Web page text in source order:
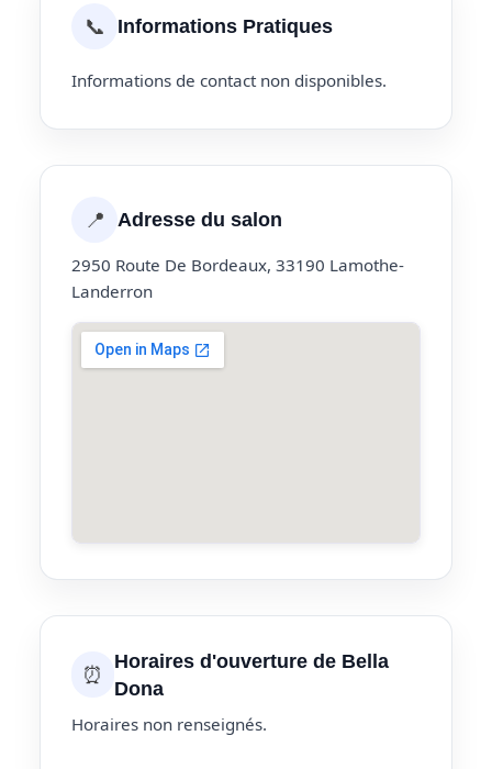
📞 Informations Pratiques
Informations de contact non disponibles.
📍 Adresse du salon
2950 Route De Bordeaux, 33190 Lamothe-
Landerron
⏰
Horaires d'ouverture de Bella
Dona
Horaires non renseignés.